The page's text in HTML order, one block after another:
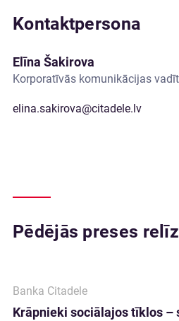
Kontaktpersona
Elīna Šakirova
Korporatīvās komunikācijas
elina.sakirova@citadele.lv
Pēdējās preses
Banka Citadele
Krāpnieki sociālajos tīklos –